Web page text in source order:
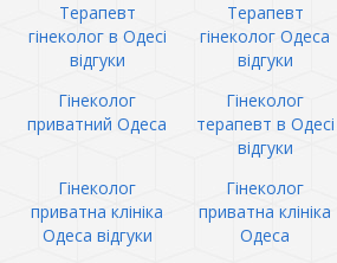
Терапевт
гінеколог в Одесі
відгуки
Терапевт
гінеколог Одеса
відгуки
Гінеколог
приватний Одеса
Гінеколог
терапевт в Одесі
відгуки
Гінеколог
приватна клініка
Одеса відгуки
Гінеколог
приватна клініка
Одеса